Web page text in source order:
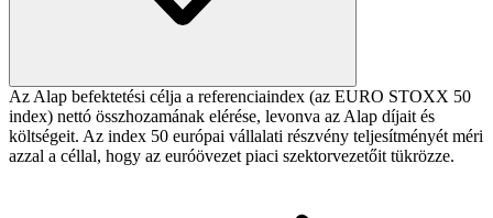
Az Alap befektetési célja a referenciaindex (az EURO STOXX 50
index) nettó összhozamának elérése, levonva az Alap díjait és
költségeit. Az index 50 európai vállalati részvény teljesítményét méri
azzal a céllal, hogy az euróövezet piaci szektorvezetőit tükrözze.